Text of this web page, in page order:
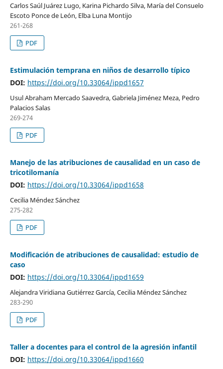
Carlos Saúl Juárez Lugo, Karina Pichardo Silva, María del Consuelo
Escoto Ponce de León, Elba Luna Montijo
261-268
PDF
Estimulación temprana en niños de desarrollo típico
DOI: https://doi.org/10.33064/ippd1657
Usul Abraham Mercado Saavedra, Gabriela Jiménez Meza, Pedro
Palacios Salas
269-274
PDF
Manejo de las atribuciones de causalidad en un caso de
tricotilomanía
DOI: https://doi.org/10.33064/ippd1658
Cecilia Méndez Sánchez
275-282
PDF
Modificación de atribuciones de causalidad: estudio de
caso
DOI: https://doi.org/10.33064/ippd1659
Alejandra Viridiana Gutiérrez García, Cecilia Méndez Sánchez
283-290
PDF
Taller a docentes para el control de la agresión infantil
DOI: https://doi.org/10.33064/ippd1660